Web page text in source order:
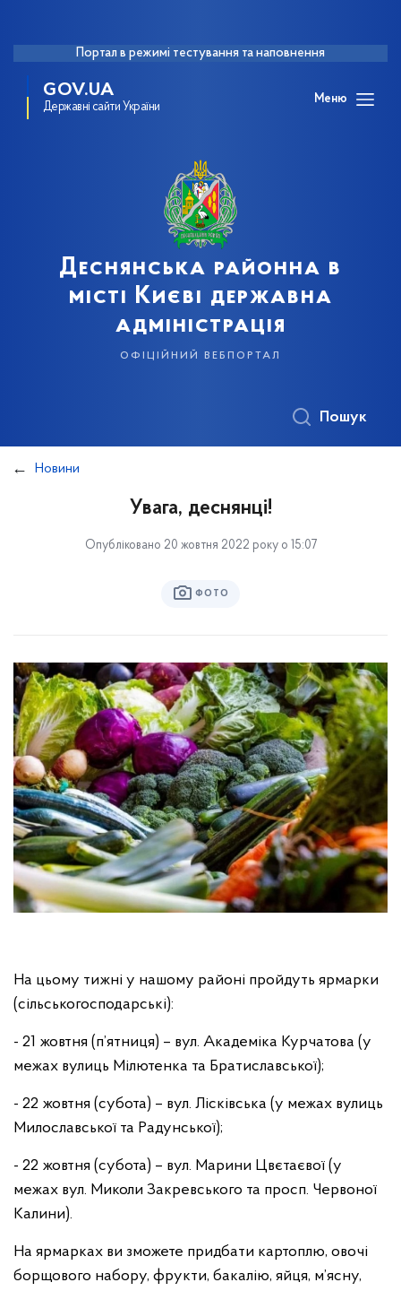
Портал в режимі тестування та наповнення
GOV.UA
Державні сайти України
Меню
Деснянська районна в
місті Києві державна
адміністрація
офіційний вебпортал
Пошук
Новини
Увага, деснянці!
Опубліковано 20 жовтня 2022 року о 15:07
ФОТО
На цьому тижні у нашому районі пройдуть ярмарки
(сільськогосподарські):
- 21 жовтня (п’ятниця) – вул. Академіка Курчатова (у
межах вулиць Мілютенка та Братиславської);
- 22 жовтня (субота) – вул. Лісківська (у межах вулиць
Милославської та Радунської);
- 22 жовтня (субота) – вул. Марини Цвєтаєвої (у
межах вул. Миколи Закревського та просп. Червоної
Калини).
На ярмарках ви зможете придбати картоплю, овочі
борщового набору, фрукти, бакалію, яйця, м’ясну,